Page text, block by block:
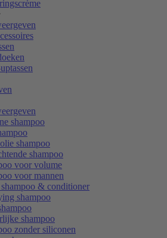
shampoo
shampoo
shampoo
voor volume
voor mannen
& conditioner
shampoo
shampoo
zonder siliconen